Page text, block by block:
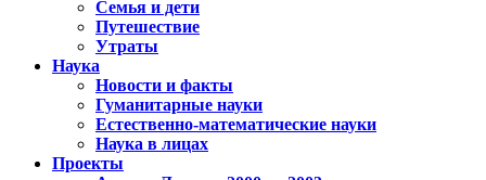
Семья и дети
Путешествие
Утраты
Наука
Новости и факты
Гуманитарные науки
Естественно-математические науки
Наука в лицах
Проекты